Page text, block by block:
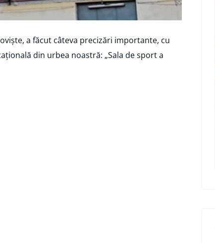
a făcut câteva precizări importante, cu
din urbea noastră: „Sala de sport a